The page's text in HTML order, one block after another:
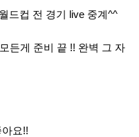
드컵 전 경기 live 중계^^
든게 준비 끝 !! 완벽 그 자
요!!